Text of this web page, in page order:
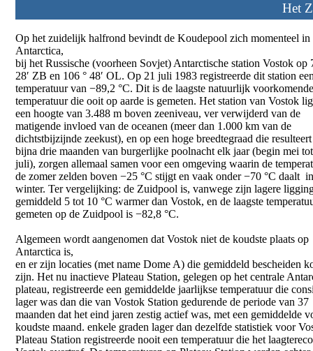
Het
Op het zuidelijk halfrond bevindt de Koudepool zich momenteel in
Antarctica,
bij het Russische (voorheen Sovjet) Antarctische station Vostok op
28′ ZB en 106 ° 48′ OL. Op 21 juli 1983 registreerde dit station
temperatuur van −89,2 °C. Dit is de laagste natuurlijk voorkomende
temperatuur die ooit op aarde is gemeten. Het station van Vostok
een hoogte van 3.488 m boven zeeniveau, ver verwijderd van de
matigende invloed van de oceanen (meer dan 1.000 km van de
dichtstbijzijnde zeekust), en op een hoge breedtegraad die
bijna drie maanden van burgerlijke poolnacht elk jaar (begin mei
juli), zorgen allemaal samen voor een omgeving waarin de
de zomer zelden boven −25 °C stijgt en vaak onder −70 °C daalt
winter. Ter vergelijking: de Zuidpool is, vanwege zijn lagere
gemiddeld 5 tot 10 °C warmer dan Vostok, en de laagste
gemeten op de Zuidpool is −82,8 °C.
Algemeen wordt aangenomen dat Vostok niet de koudste plaats op
Antarctica is,
en er zijn locaties (met name Dome A) die gemiddeld bescheiden
zijn. Het nu inactieve Plateau Station, gelegen op het centrale
plateau, registreerde een gemiddelde jaarlijkse temperatuur die
lager was dan die van Vostok Station gedurende de periode van 37
maanden dat het eind jaren zestig actief was, met een gemiddelde
koudste maand. enkele graden lager dan dezelfde statistiek voor
Plateau Station registreerde nooit een temperatuur die het